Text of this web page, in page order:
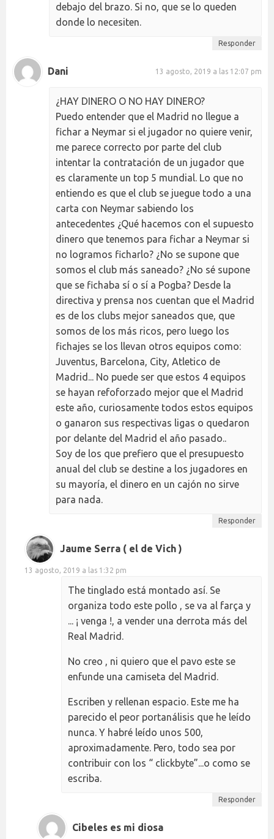
debajo del brazo. Si no, que se lo queden
donde lo necesiten.
Responder
Dani 13 agosto, 2019 a las 12:07 pm
¿HAY DINERO O NO HAY DINERO?
Puedo entender que el Madrid no llegue a
fichar a Neymar si el jugador no quiere venir,
me parece correcto por parte del club
intentar la contratación de un jugador que
es claramente un top 5 mundial. Lo que no
entiendo es que el club se juegue todo a una
carta con Neymar sabiendo los
antecedentes ¿Qué hacemos con el supuesto
dinero que tenemos para fichar a Neymar si
no logramos ficharlo? ¿No se supone que
somos el club más saneado? ¿No sé supone
que se fichaba sí o sí a Pogba? Desde la
directiva y prensa nos cuentan que el Madrid
es de los clubs mejor saneados que, que
somos de los más ricos, pero luego los
fichajes se los llevan otros equipos como:
Juventus, Barcelona, City, Atletico de
Madrid... No puede ser que estos 4 equipos
se hayan refoforzado mejor que el Madrid
este año, curiosamente todos estos equipos
o ganaron sus respectivas ligas o quedaron
por delante del Madrid el año pasado..
Soy de los que prefiero que el presupuesto
anual del club se destine a los jugadores en
su mayoría, el dinero en un cajón no sirve
para nada.
Responder
Jaume Serra ( el de Vich )
13 agosto, 2019 a las 1:32 pm
The tinglado está montado así. Se
organiza todo este pollo , se va al farça y
... ¡ venga !, a vender una derrota más del
Real Madrid.
No creo , ni quiero que el pavo este se
enfunde una camiseta del Madrid.
Escriben y rellenan espacio. Este me ha
parecido el peor portanálisis que he leído
nunca. Y habré leído unos 500,
aproximadamente. Pero, todo sea por
contribuir con los “ clickbyte”...o como se
escriba.
Responder
Cibeles es mi diosa